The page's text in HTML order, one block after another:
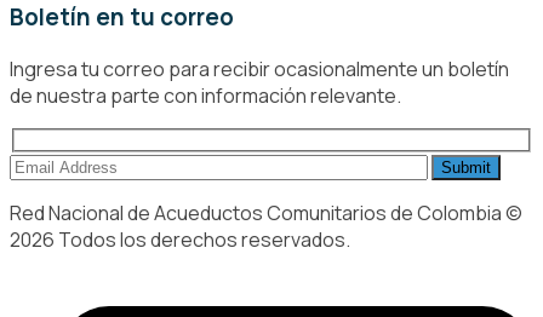
Boletín en tu correo
Ingresa tu correo para recibir ocasionalmente un boletín
de nuestra parte con información relevante.
Red Nacional de Acueductos Comunitarios de Colombia ©
2026 Todos los derechos reservados.